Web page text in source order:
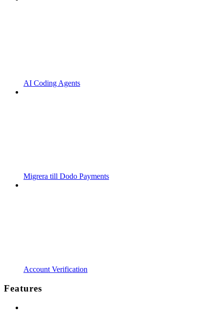
AI Coding Agents
Migrera till Dodo Payments
Account Verification
Features